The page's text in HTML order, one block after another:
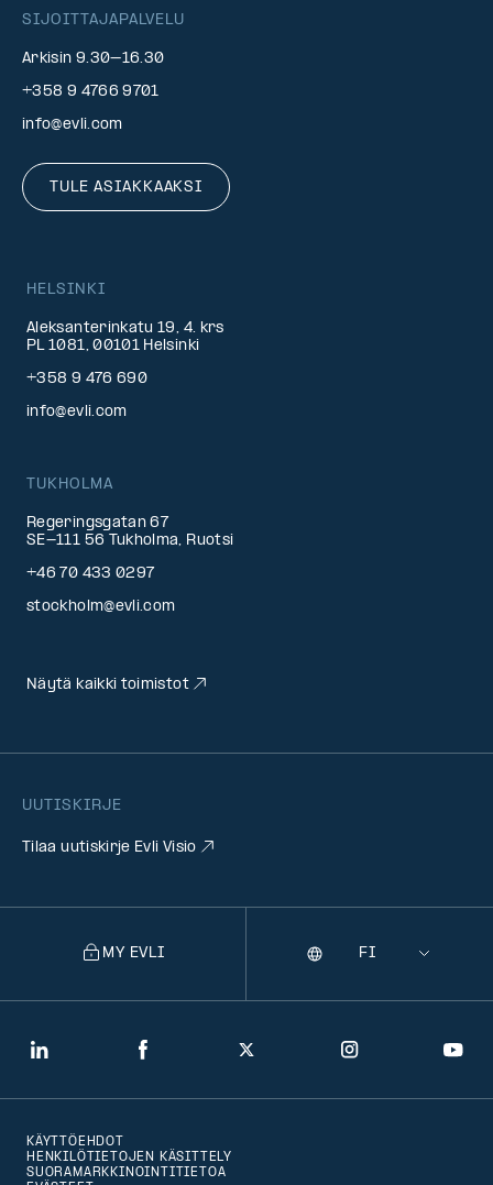
SIJOITTAJAPALVELU
Arkisin 9.30–16.30
+358 9 4766 9701
info@evli.com
TULE ASIAKKAAKSI
UUTISKIRJE
Tilaa uutiskirje Evli Visio
HELSINKI
Aleksanterinkatu 19, 4. krs
PL 1081, 00101 Helsinki
+358 9 476 690
info@evli.com
TUKHOLMA
Regeringsgatan 67
SE-111 56 Tukholma, Ruotsi
+46 70 433 0297
stockholm@evli.com
Näytä kaikki toimistot
LinkedIn Facebook Twitter Instagram
MY EVLI
Selecting
Kieli
KÄYTTÖEHDOT
HENKILÖTIETOJEN KÄSITTELY
SUORAMARKKINOINTITIETOA